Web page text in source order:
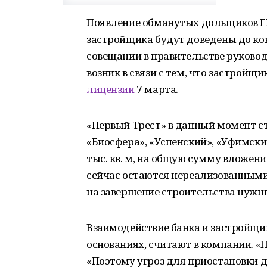
Появление обманутых дольщиков
застройщика будут доведены до
совещании в правительстве
возник в связи с тем, что
лицензии7 марта.
«Первый Трест» в данный момент
«Биосфера», «Успенский»,
тыс. кв. м, на общую сумму
сейчас остаются
на завершение строительства
Взаимодействие банка и
основаниях, считают в компании.
«Поэтому угроз для приостановки